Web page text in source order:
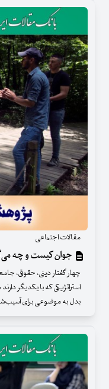
مقالات اجتماعی
جوان کیست و چه
چهار گفتار دینی، حقوقی،
استراتژیکی که با یکدیگر
بدل به موضوعی برای